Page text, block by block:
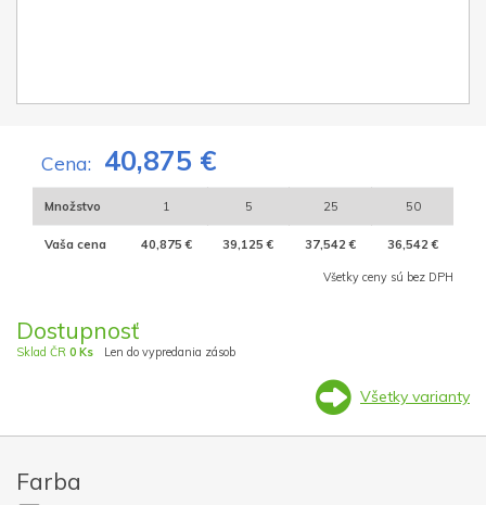
Cena: 40,875 €
Množstvo 1 5 25 50
Vaša cena 40,875 € 39,125 € 37,542 € 36,542 €
Všetky ceny sú bez DPH
Dostupnosť
Sklad ČR 0 Ks Len do vypredania zásob
Všetky varianty
Farba